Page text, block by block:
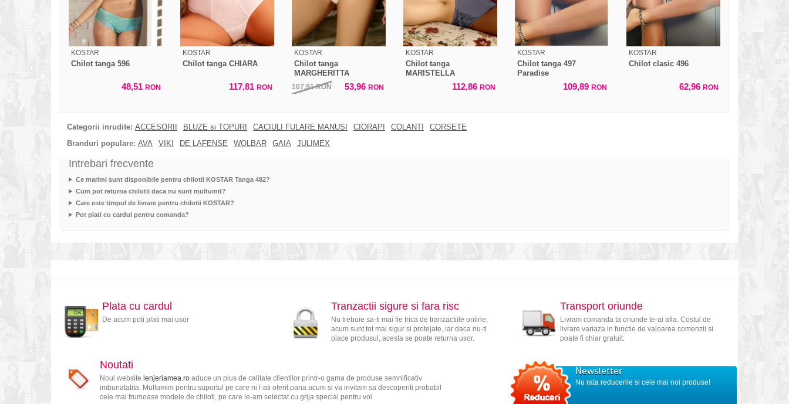
KOSTAR
Chilot tanga 596
48,51 RON
KOSTAR
Chilot tanga CHIARA
117,81 RON
KOSTAR
Chilot tanga
MARGHERITTA
107,91RON 53,96 RON
KOSTAR
Chilot tanga
MARISTELLA
112,86 RON
KOSTAR
Chilot tanga 497
Paradise
109,89 RON
KOSTAR
Chilot clasic 496
62,96 RON
Categorii inrudite: ACCESORII BLUZE si TOPURI CACIULI FULARE MANUSI CIORAPI COLANTI
CORSETE
Branduri populare: AVA VIKI DE LAFENSE WOLBAR GAIA JULIMEX
Intrebari frecvente
Ce marimi sunt disponibile pentru chilotii KOSTAR Tanga 482?
Cum pot returna chilotii daca nu sunt multumit?
Care este timpul de livrare pentru chilotii KOSTAR?
Pot plati cu cardul pentru comanda?
Plata cu cardul
De acum poti plati mai usor
Tranzactii sigure si fara risc
Nu trebuie sa-ti mai fie frica de tranzactiile online,
acum sunt tot mai sigur si protejate, iar daca nu-ti
place produsul, acesta se poate returna usor.
Transport oriunde
Livram comanda ta oriunde te-ai afla. Costul de
livrare variaza in functie de valoarea comenzii si
poate fi chiar gratuit.
Noutati
Noul website lenjeriamea.roaduce un plus de calitate clientilor printr-o gama de produse semnificativ
imbunatatita. Multumim pentru suportul pe care ni l-ati oferit pana acum si va invitam sa descoperiti probabil
cele mai frumoase modele de chiloti, pe care le-am selectat cu grija special pentru voi.
Newsletter
Nu rata reducerile si cele mai noi produse!